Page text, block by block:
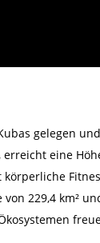
gelegen
eine
229,4 km²